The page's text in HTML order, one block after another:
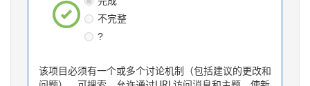
不完整
?
该项目必须有一个或多个讨论机制（包括建议的更改和